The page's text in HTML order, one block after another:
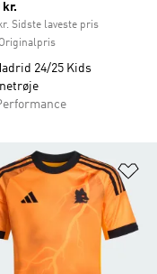
price
kr.
Sidste laveste pris
24/25 Kids